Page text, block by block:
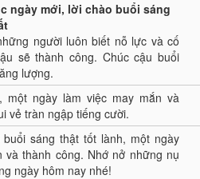
ngày mới, lời chào buổi sáng
người luôn biết nỗ lực và cố
sẽ thành công. Chúc cậu buổi
lượng.
một ngày làm việc may mắn và
vẻ tràn ngập tiếng cười.
sáng thật tốt lành, một ngày
và thành công. Nhớ nở những nụ
ngày hôm nay nhé!